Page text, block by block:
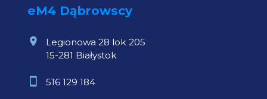
eM4 Dąbrowscy
Legionowa 28 lok 205
15-281 Białystok
516 129 184